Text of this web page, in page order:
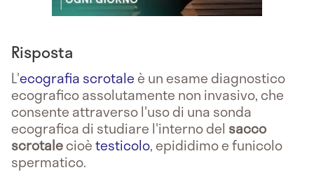
Risposta
L'ecografia scrotaleè un esame diagnostico
ecografico assolutamente non invasivo, che
consente attraverso l'uso di una sonda
ecografica di studiare l'interno del sacco
scrotalecioètesticolo, epididimo e funicolo
spermatico.